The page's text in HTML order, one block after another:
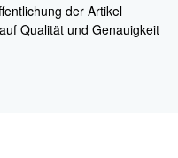
der Artikel
Qualität und Genauigkeit